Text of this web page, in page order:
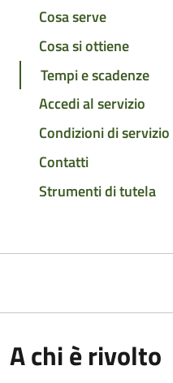
Cosa serve
Cosa si ottiene
Tempi e scadenze
Accedi al servizio
Condizioni di servizio
Contatti
Strumenti di tutela
A chi è rivolto